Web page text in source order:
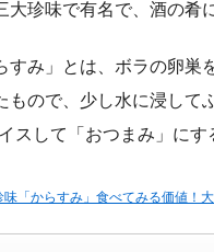
大珍味で有名で、酒の肴
すみ」とは、ボラの卵巣
もので、少し水に浸して
スして「おつまみ」に
味「からすみ」食べてみる価値！